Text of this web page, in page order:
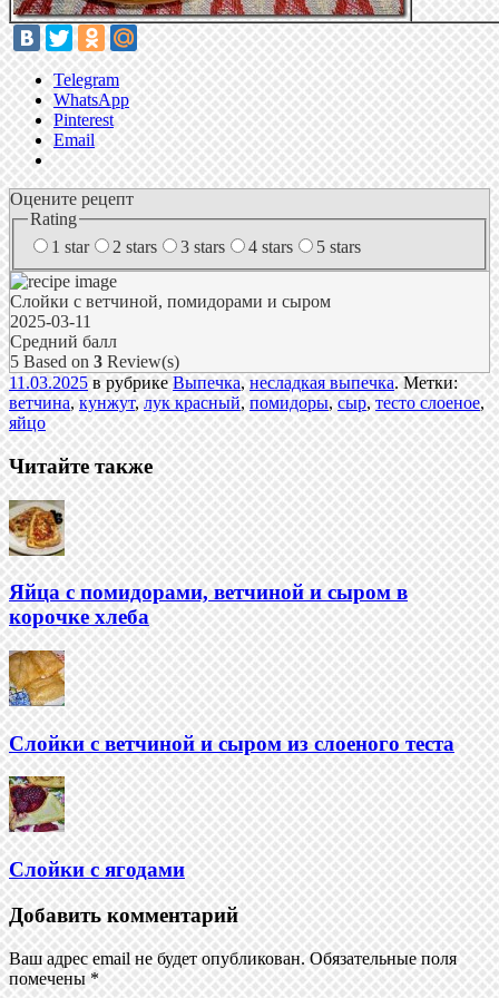
Telegram
WhatsApp
Pinterest
Email
Оцените рецепт
Rating
1 star
2 stars 3 stars 4 stars 5 stars
Слойки с ветчиной, помидорами и сыром
2025-03-11
Средний балл
5 Based on 3 Review(s)
11.03.2025в рубрике Выпечка,несладкая выпечка. Метки:
ветчина,кунжут,лук красный,помидоры,сыр,тесто слоеное,
яйцо
Читайте также
Яйца с помидорами, ветчиной и сыром в
корочке хлеба
Слойки с ветчиной и сыром из слоеного теста
Слойки с ягодами
Навигация
Добавить комментарий
Ваш адрес email не будет опубликован. Обязательные поля
помечены*